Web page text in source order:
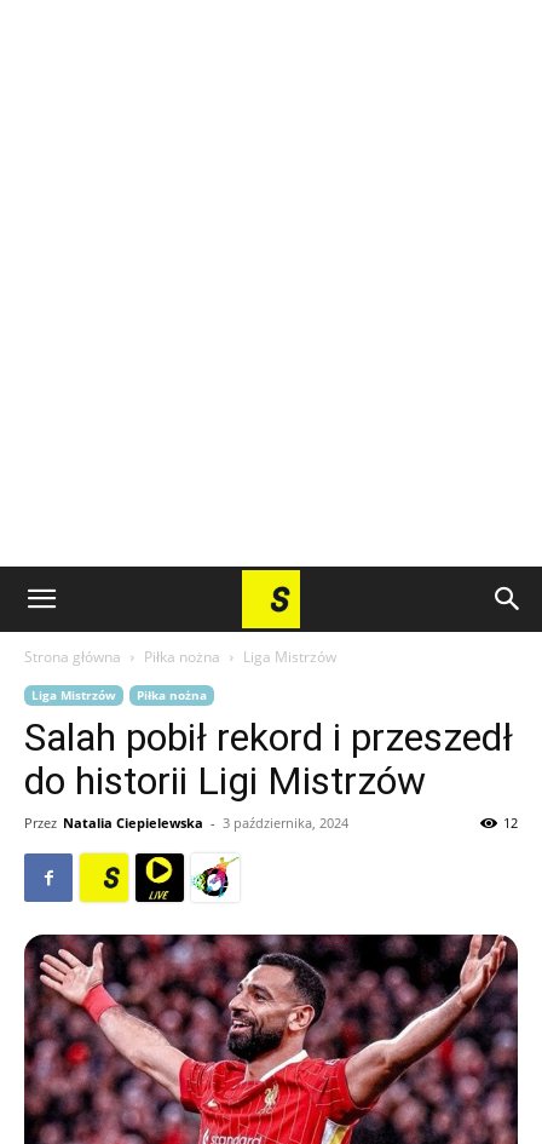
Strona główna Piłka nożna Liga Mistrzów
Liga Mistrzów Piłka nożna
Salah pobił rekord i przeszedł
do historii Ligi Mistrzów
Przez Natalia Ciepielewska - 3 października, 2024 12